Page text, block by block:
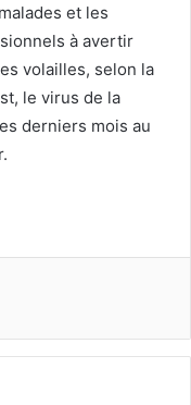
et les
à avertir
volailles, selon la
le virus de la
derniers mois au